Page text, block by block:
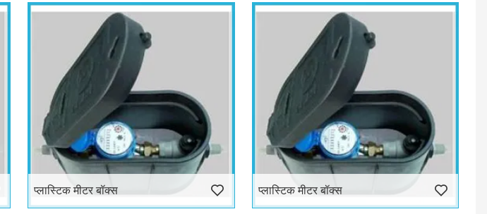
प्लास्टिक मीटर बॉक्स प्लास्टिक मीटर बॉक्स